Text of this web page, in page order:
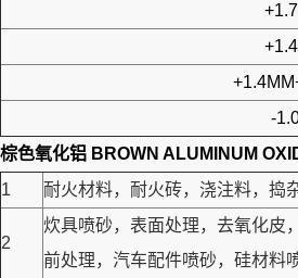
-
棕色氧化铝 BROWN ALUMINUM
1
耐火材料，耐火砖，浇注料，捣
2
炊具喷砂，表面处理，去氧化皮
前处理，汽车配件喷砂，硅材料